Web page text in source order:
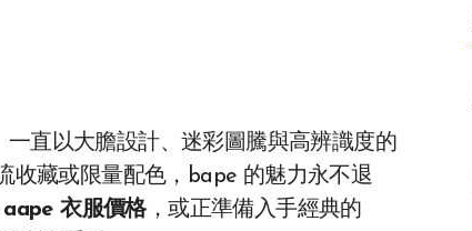
直以大膽設計、迷彩圖騰與高辨識度的
收藏或限量配色，bape 的魅力永不退
aape 衣服價格，或正準備入手經典的